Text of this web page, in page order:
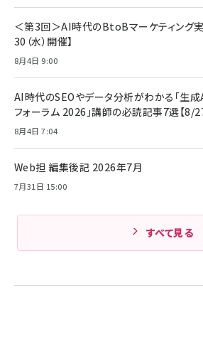
Amazonランキングをも
Anker Soundcore P31i
全ワイヤレスイヤホン/アク
ング/マルチポイント接続 /
Anker PowerLine III
ケーブル Anker絡まない
ド付き USB PD対応 シリ
17 / 16 / 15 / Galaxy
Amazonランキングをも
キャンペーン】
￥4,857
Amazonランキングを
＜第3回＞AI時代のBtoBマーケティング実
30（水）開催】
8月4日 9:00
AI時代のSEOやデータ分析がわかる「生
フォーラム 2026」講師の必読記事7選【8/
8月4日 7:04
Web担 編集後記 2026年7月
7月31日 15:00
すべて見る